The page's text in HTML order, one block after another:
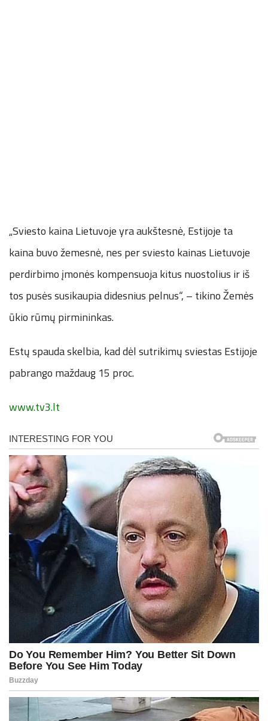
„Sviesto kaina Lietuvoje yra aukštesnė, Estijoje ta
kaina buvo žemesnė, nes per sviesto kainas Lietuvoje
perdirbimo įmonės kompensuoja kitus nuostolius ir iš
tos pusės susikaupia didesnius pelnus“, – tikino Žemės
ūkio rūmų pirmininkas.
Estų spauda skelbia, kad dėl sutrikimų sviestas Estijoje
pabrango maždaug 15 proc.
www.tv3.lt